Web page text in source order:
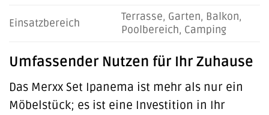
Einsatzbereich
Terrasse, Garten, Balkon,
Poolbereich, Camping
Umfassender Nutzen für Ihr Zuhause
Das Merxx Set Ipanema ist mehr als nur ein
Möbelstück; es ist eine Investition in Ihr